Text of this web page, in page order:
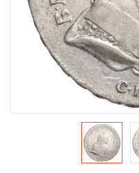
Юбилейные монеты
Памятные и
Иностранные монеты
Неофициальные выпуски
Античные и